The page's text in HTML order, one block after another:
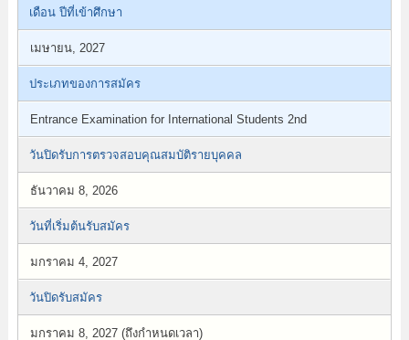
เดือน ปีที่เข้าศึกษา
เมษายน, 2027
ประเภทของการสมัคร
Entrance Examination for International Students 2nd
วันปิดรับการตรวจสอบคุณสมบัติรายบุคคล
ธันวาคม 8, 2026
วันที่เริ่มต้นรับสมัคร
มกราคม 4, 2027
วันปิดรับสมัคร
มกราคม 8, 2027 (ถึงกำหนดเวลา)